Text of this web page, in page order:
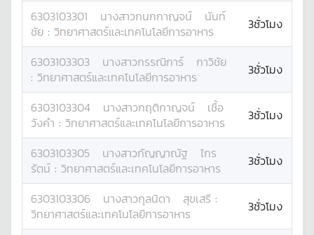
6303103301 นางสาวกนกกาญจน์
นันท์
ชัย : วิทยาศาสตร์และเทคโนโลยีการอาหาร 3ชั่วโมง
6303103303 นางสาวกรรณิการ์
กาวิชัย
: วิทยาศาสตร์และเทคโนโลยีการอาหาร 3ชั่วโมง
6303103304 นางสาวกฤติกาญจน์
เชื้อ
วังคำ : วิทยาศาสตร์และเทคโนโลยีการอาหาร 3ชั่วโมง
6303103305 นางสาวกัญญาณัฐ
ไกร
รัตน์ : วิทยาศาสตร์และเทคโนโลยีการอาหาร 3ชั่วโมง
6303103306 นางสาวกุลนิดา สุขเสรี :
วิทยาศาสตร์และเทคโนโลยีการอาหาร
3ชั่วโมง